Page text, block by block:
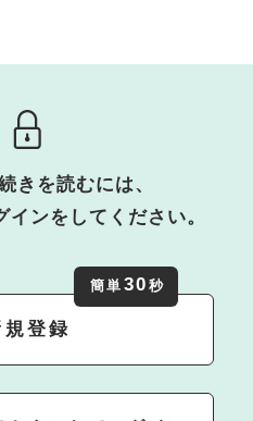
きを読むには、
ンをしてください。
規登録
簡単 30 秒